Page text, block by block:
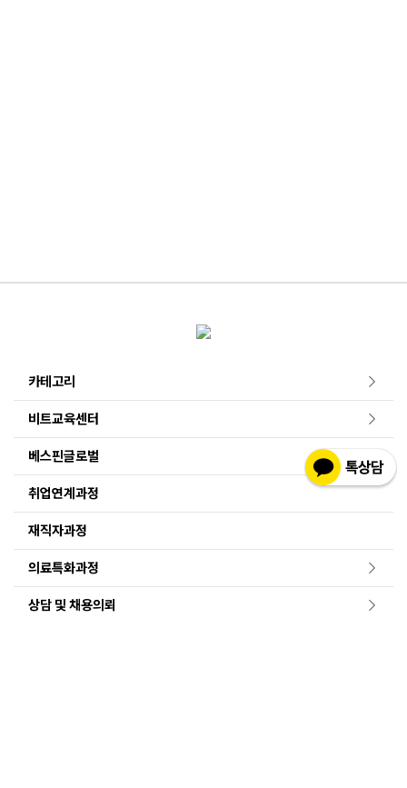
카테고리
비트교육센터
베스핀글로벌
취업연계과정
재직자과정
의료특화과정
상담 및 채용의뢰